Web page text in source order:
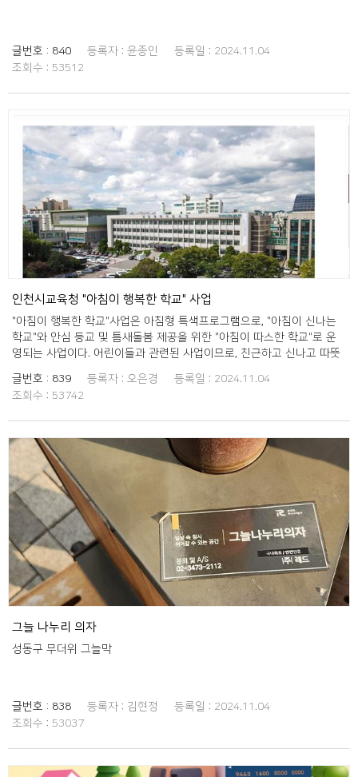
글번호 : 840 등록자 : 윤종인 등록일 : 2024.11.04
조회수 : 53512
인천시교육청 "아침이 행복한 학교" 사업
"아침이 행복한 학교"사업은 아침형 특색프로그램으로, "아침이 신나는
학교"와 안심 등교 및 틈새돌봄 제공을 위한 "아침이 따스한 학교"로 운
영되는 사업이다. 어린이들과 관련된 사업이므로, 친근하고 신나고 따뜻
재까지 진행되는 사업이다.
글번호 : 839 등록자 : 오은경 등록일 : 2024.11.04
조회수 : 53742
그늘 나누리 의자
성동구 무더위 그늘막
글번호 : 838 등록자 : 김현정 등록일 : 2024.11.04
조회수 : 53037